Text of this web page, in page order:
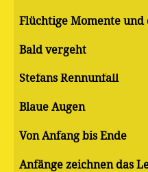
Flüchtige Momente
Bald vergeht
Stefans Rennunfall
Blaue Augen
Von Anfang bis Ende
Anfänge zeichnen das